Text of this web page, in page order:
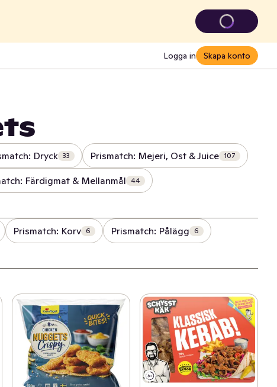
Logga in Skapa konto
Dryck 33 Prismatch: Mejeri, Ost & Juice 107
Färdigmat & Mellanmål 44
Prismatch: Korv 6 Prismatch: Pålägg 6